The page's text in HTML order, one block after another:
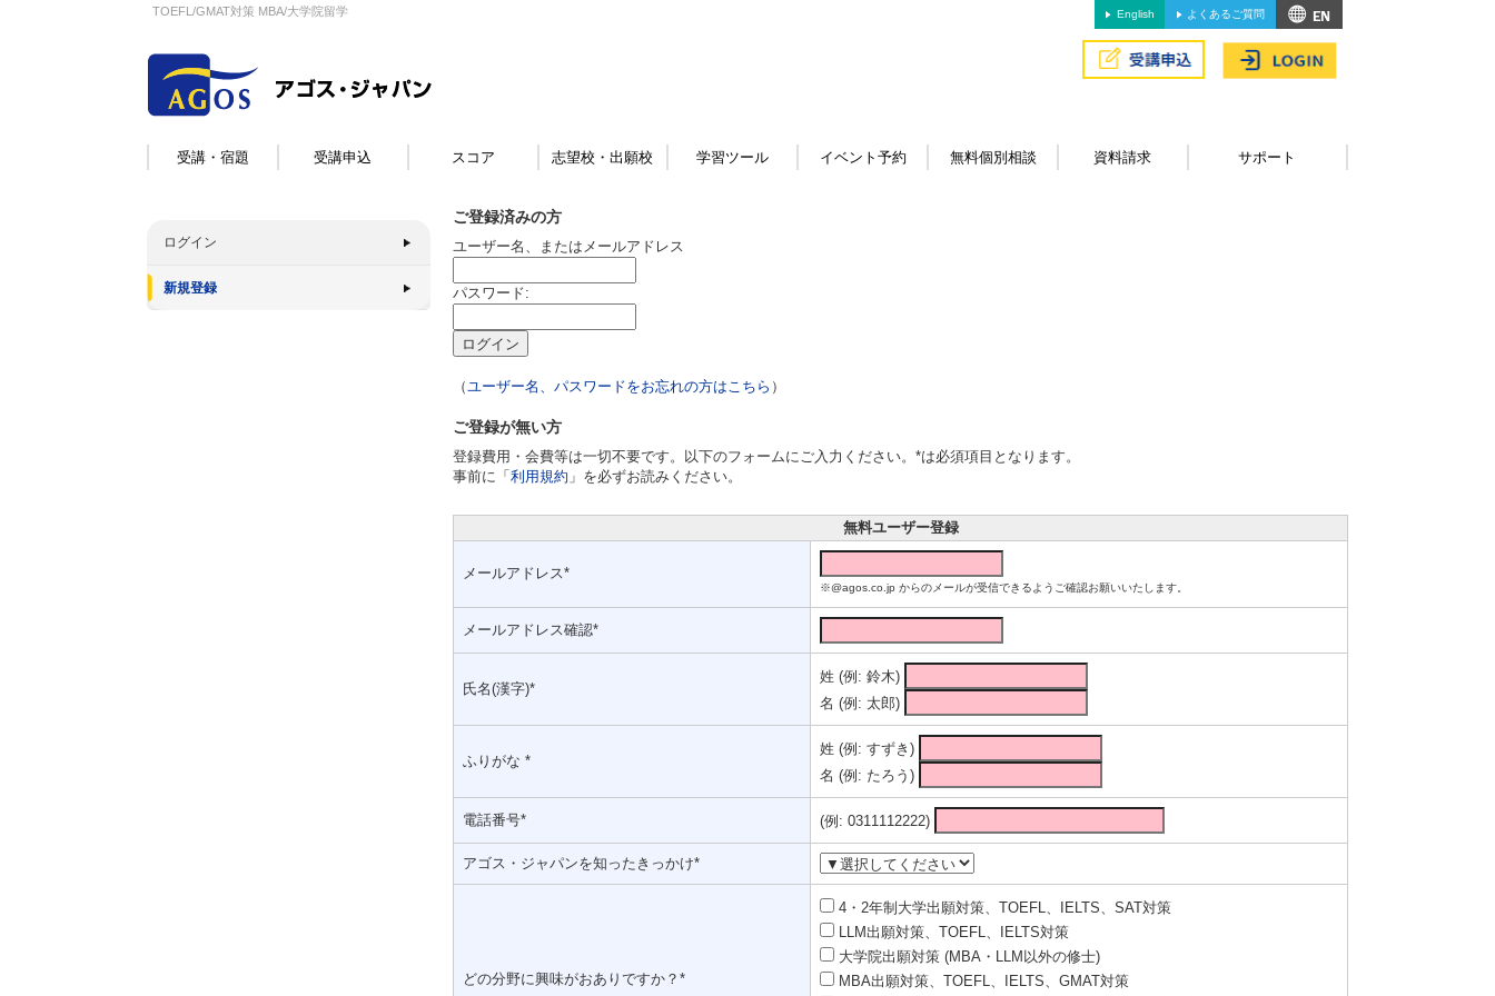
TOEFL/GMAT対策 MBA/大学院留学 English よくあるご質問
受講・宿題 受講申込 スコア 志望校・出願校 学習ツール イベント予約 無料個別相談 資料請求 サポート
ログイン
新規登録
ご登録済みの方
ユーザー名、またはメールアドレス
パスワード:
（ユーザー名、パスワードをお忘れの方はこちら ）
ご登録が無い方
登録費用・会費等は一切不要です。以下のフォームにご入力ください。*は必須項目となります。
事前に「 利用規約 」を必ずお読みください。
無料ユーザー登録
メールアドレス*
※@agos.co.jp からのメールが受信できるようご確認お願いいたします。
メールアドレス確認*
氏名(漢字)*
姓 (例: 鈴木)
名 (例: 太郎)
ふりがな *
姓 (例: すずき)
名 (例: たろう)
電話番号* (例: 0311112222)
アゴス・ジャパンを知ったきっかけ*
どの分野に興味がおありですか？*
4・2年制大学出願対策、TOEFL、IELTS、SAT対策
LLM出願対策、TOEFL、IELTS対策
大学院出願対策 (MBA・LLM以外の修士)
MBA出願対策、TOEFL、IELTS、GMAT対策